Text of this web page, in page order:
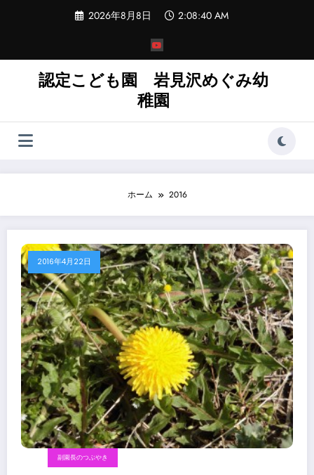
ツ
プ
2026年8月8日 2:08:40 AM
認定こども園 岩見沢めぐみ幼
稚園
ホーム 2016
2016年4月22日
副園長のつぶやき